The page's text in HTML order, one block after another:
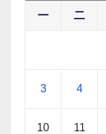
一 二
3 4
10 11